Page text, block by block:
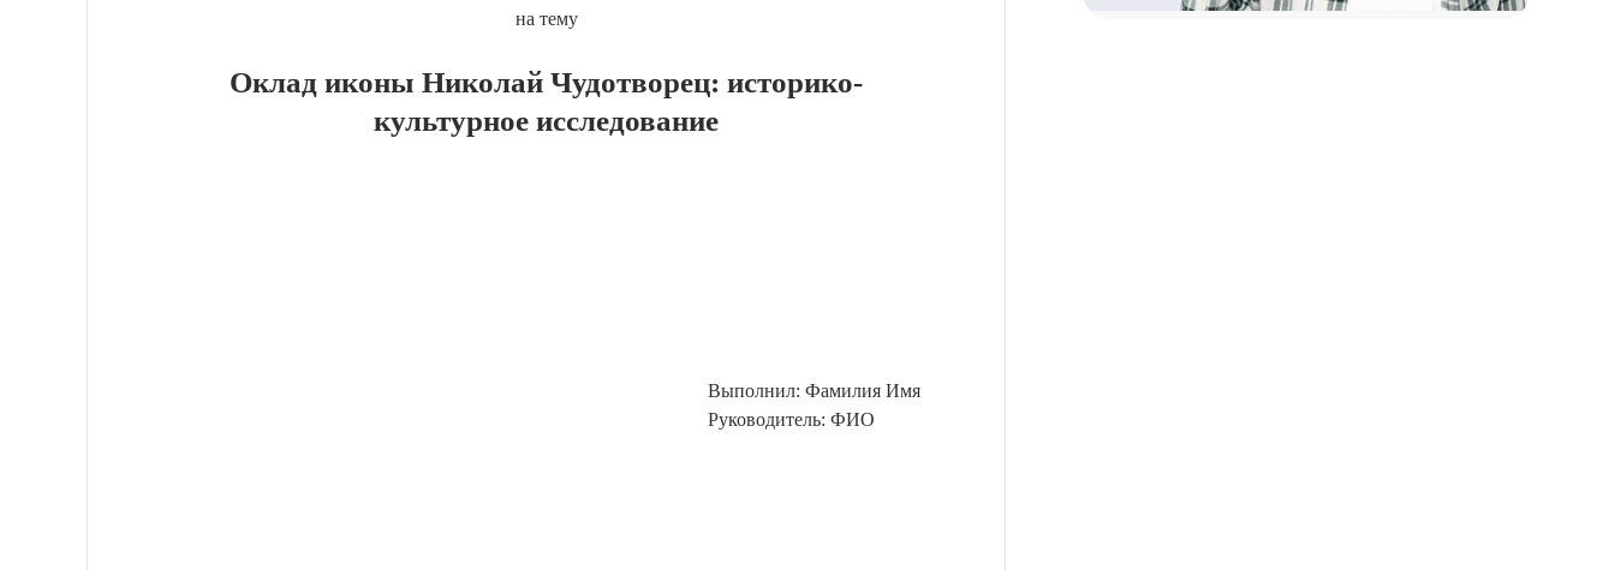
на тему
Оклад иконы Николай Чудотворец: историко-
культурное исследование
Выполнил: Фамилия Имя
Руководитель: ФИО